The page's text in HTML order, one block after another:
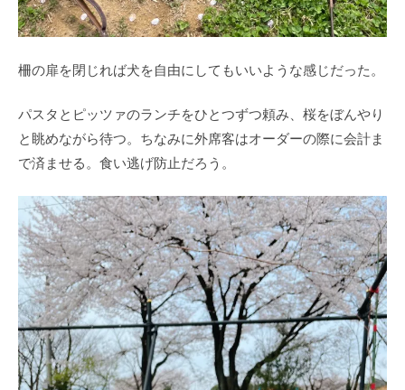
柵の扉を閉じれば犬を自由にしてもいいような感じだった。
パスタとピッツァのランチをひとつずつ頼み、桜をぼんやり
と眺めながら待つ。ちなみに外席客はオーダーの際に会計ま
で済ませる。食い逃げ防止だろう。